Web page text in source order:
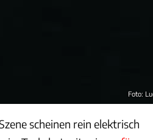
Foto:
scheinen rein elektrisch